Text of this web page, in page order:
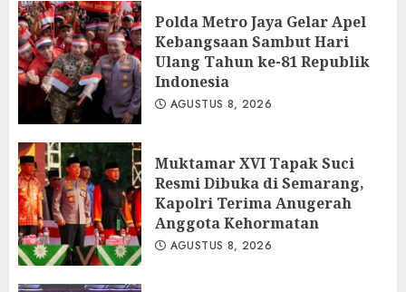
Polda Metro Jaya Gelar Apel
Kebangsaan Sambut Hari
Ulang Tahun ke-81 Republik
Indonesia
AGUSTUS 8, 2026
Muktamar XVI Tapak Suci
Resmi Dibuka di Semarang,
Kapolri Terima Anugerah
Anggota Kehormatan
AGUSTUS 8, 2026